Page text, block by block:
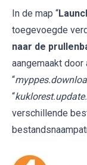
In de map “
toegevoegde
naar de
aangemaakt door
“
“
verschillende